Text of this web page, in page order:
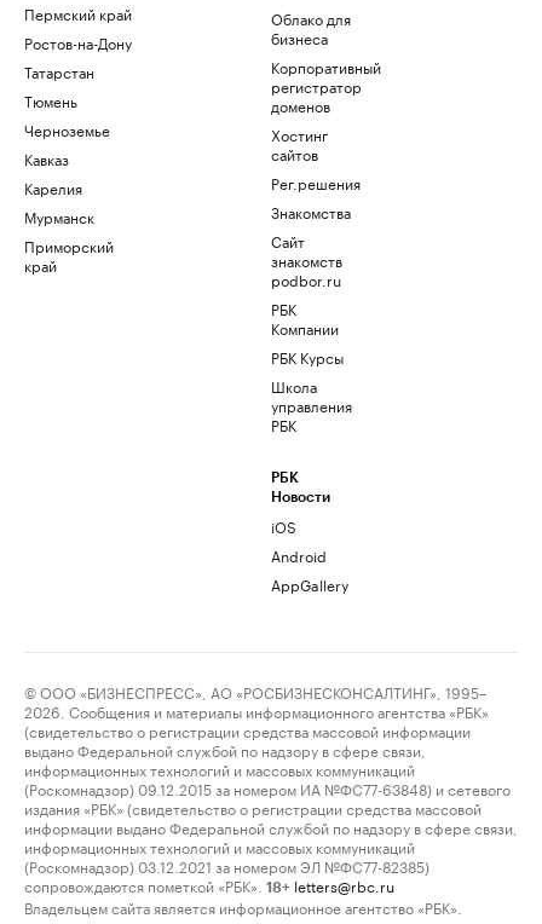
Пермский край
Ростов-на-Дону
Татарстан
Тюмень
Черноземье
Кавказ
Карелия
Мурманск
Приморский
край
Облако для
бизнеса
Корпоративный
регистратор
доменов
Хостинг
сайтов
Рег.решения
Знакомства
Сайт
знакомств
podbor.ru
РБК
Компании
РБК Курсы
Школа
управления
РБК
РБК
Новости
iOS
Android
AppGallery
© ООО «БИЗНЕСПРЕСС», АО «РОСБИЗНЕСКОНСАЛТИНГ», 1995–
2026. Сообщения и материалы информационного агентства «РБК»
(свидетельство о регистрации средства массовой информации
выдано Федеральной службой по надзору в сфере связи,
информационных технологий и массовых коммуникаций
(Роскомнадзор) 09.12.2015 за номером ИА №ФС77-63848) и сетевого
издания «РБК» (свидетельство о регистрации средства массовой
информации выдано Федеральной службой по надзору в сфере связи,
информационных технологий и массовых коммуникаций
(Роскомнадзор) 03.12.2021 за номером ЭЛ №ФС77-82385)
сопровождаются пометкой «РБК».
18+ letters@rbc.ru
Владельцем сайта является информационное агентство «РБК».